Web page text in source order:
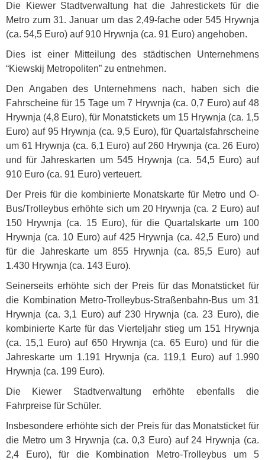
Die Kiewer Stadtverwaltung hat die Jahrestickets für die
Metro zum 31. Januar um das 2,49-fache oder 545 Hrywnja
(ca. 54,5 Euro) auf 910 Hrywnja (ca. 91 Euro) angehoben.
Dies ist einer Mitteilung des städtischen Unternehmens
“Kiewskij Metropoliten” zu entnehmen.
Den Angaben des Unternehmens nach, haben sich die
Fahrscheine für 15 Tage um 7 Hrywnja (ca. 0,7 Euro) auf 48
Hrywnja (4,8 Euro), für Monatstickets um 15 Hrywnja (ca. 1,5
Euro) auf 95 Hrywnja (ca. 9,5 Euro), für Quartalsfahrscheine
um 61 Hrywnja (ca. 6,1 Euro) auf 260 Hrywnja (ca. 26 Euro)
und für Jahreskarten um 545 Hrywnja (ca. 54,5 Euro) auf
910 Euro (ca. 91 Euro) verteuert.
Der Preis für die kombinierte Monatskarte für Metro und O-
Bus/Trolleybus erhöhte sich um 20 Hrywnja (ca. 2 Euro) auf
150 Hrywnja (ca. 15 Euro), für die Quartalskarte um 100
Hrywnja (ca. 10 Euro) auf 425 Hrywnja (ca. 42,5 Euro) und
für die Jahreskarte um 855 Hrywnja (ca. 85,5 Euro) auf
1.430 Hrywnja (ca. 143 Euro).
Seinerseits erhöhte sich der Preis für das Monatsticket für
die Kombination Metro-Trolleybus-Straßenbahn-Bus um 31
Hrywnja (ca. 3,1 Euro) auf 230 Hrywnja (ca. 23 Euro), die
kombinierte Karte für das Vierteljahr stieg um 151 Hrywnja
(ca. 15,1 Euro) auf 650 Hrywnja (ca. 65 Euro) und für die
Jahreskarte um 1.191 Hrywnja (ca. 119,1 Euro) auf 1.990
Hrywnja (ca. 199 Euro).
Die Kiewer Stadtverwaltung erhöhte ebenfalls die
Fahrpreise für Schüler.
Insbesondere erhöhte sich der Preis für das Monatsticket für
die Metro um 3 Hrywnja (ca. 0,3 Euro) auf 24 Hrywnja (ca.
2,4 Euro), für die Kombination Metro-Trolleybus um 5